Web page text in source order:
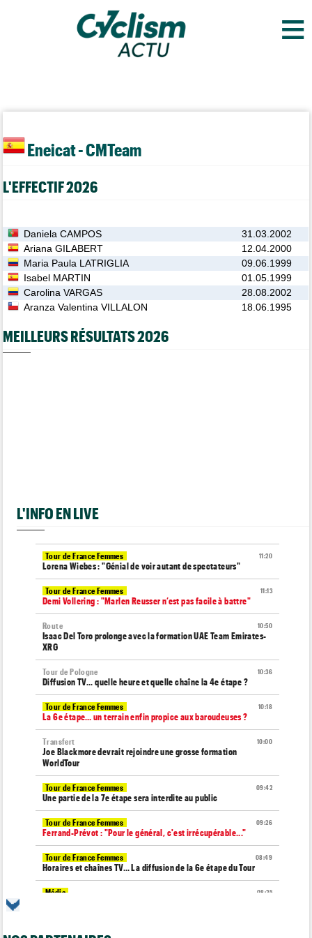
≡
Eneicat - CMTeam
L'EFFECTIF 2026
Daniela CAMPOS
31.03.2002
Ariana GILABERT
12.04.2000
Maria Paula LATRIGLIA
09.06.1999
Isabel MARTIN
01.05.1999
Carolina VARGAS
28.08.2002
Aranza Valentina VILLALON
18.06.1995
MEILLEURS RÉSULTATS 2026
L'INFO EN LIVE
11:20
Tour de France Femmes
Lorena Wiebes : "Génial de voir autant de spectateurs"
11:13
Tour de France Femmes
Demi Vollering : "Marlen Reusser n’est pas facile à battre"
10:50
Route
Isaac Del Toro prolonge avec la formation UAE Team Emirates-
XRG
10:36
Tour de Pologne
Diffusion TV... quelle heure et quelle chaîne la 4e étape ?
10:18
Tour de France Femmes
La 6e étape… un terrain enfin propice aux baroudeuses ?
10:00
Transfert
Joe Blackmore devrait rejoindre une grosse formation
WorldTour
09:42
Tour de France Femmes
Une partie de la 7e étape sera interdite au public
09:26
Tour de France Femmes
Ferrand-Prévot : "Pour le général, c'est irrécupérable..."
08:49
Tour de France Femmes
Horaires et chaînes TV… La diffusion de la 6e étape du Tour
08:25
Média